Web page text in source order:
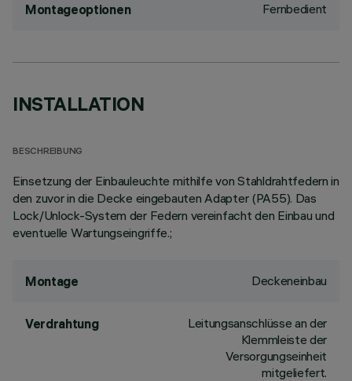
Montageoptionen Fernbedient
INSTALLATION
BESCHREIBUNG
Einsetzung der Einbauleuchte mithilfe von Stahldrahtfedern in
den zuvor in die Decke eingebauten Adapter (PA55). Das
Lock/Unlock-System der Federn vereinfacht den Einbau und
eventuelle Wartungseingriffe.;
Montage Deckeneinbau
Verdrahtung
Leitungsanschlüsse an der
Klemmleiste der
Versorgungseinheit
mitgeliefert.